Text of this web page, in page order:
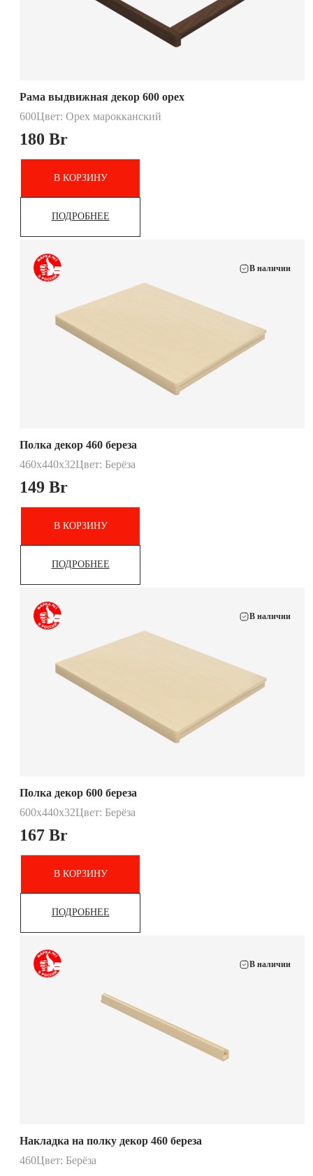
Рама выдвижная декор 600 орех
600Цвет: Орех марокканский
180 Br
В КОРЗИНУ
ПОДРОБНЕЕ
В наличии
Полка декор 460 береза
460х440х32Цвет: Берёза
149 Br
В КОРЗИНУ
ПОДРОБНЕЕ
В наличии
Полка декор 600 береза
600х440х32Цвет: Берёза
167 Br
В КОРЗИНУ
ПОДРОБНЕЕ
В наличии
Накладка на полку декор 460 береза
460Цвет: Берёза